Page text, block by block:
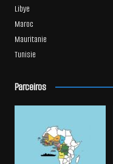
Libye
Maroc
Mauritanie
Tunisie
Parceiros